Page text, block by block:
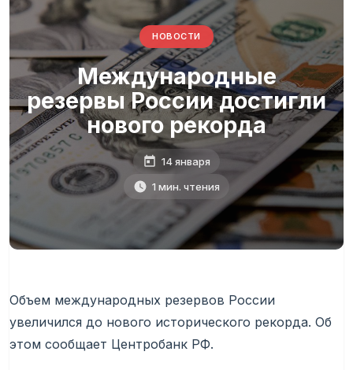
НОВОСТИ
Международные
резервы России достигли
нового рекорда
14 января
1 мин. чтения
Объем международных резервов России
увеличился до нового исторического рекорда. Об
этом сообщает Центробанк РФ.